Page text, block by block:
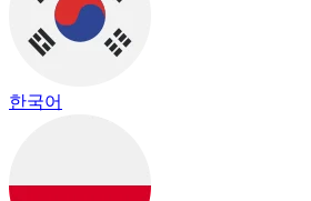
한국어